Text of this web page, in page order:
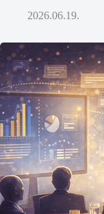
2026.06.19.